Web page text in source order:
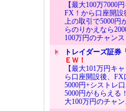
【最大100万7000
FX！から口座開設
上の取引で5000円
らのりかえなら
100万円のチャンス
トレイダーズ証券
ＥＷ！
【最大101万円キ
ら口座開設後、
5000円+シストレ
5000円がもらえる
大100万円のチャン